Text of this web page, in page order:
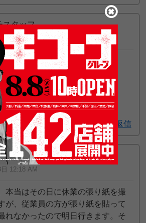
スタッフ
日 9:41 PM
ん
うございます。
させて頂きました。
する
返信
タ 一般300 位
12:18 AM
本当はその日に休業の張り紙を撮
が、従業員の方が張り紙を貼って
れなかったので明日行きます。そ